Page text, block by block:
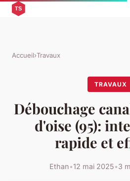
Accueil›Travaux
TRAVAUX
Débouchage
d'oise (95):
rapide et
Ethan•12 mai 2025•3